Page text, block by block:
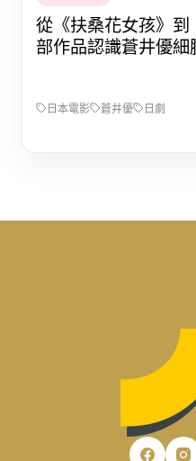
從《扶桑花女孩》
部作品認識蒼井優細
日本電影 蒼井優 日劇